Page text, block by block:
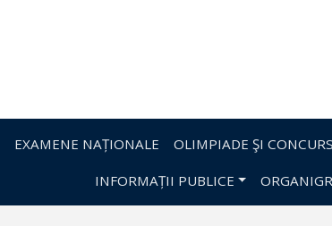
EXAMENE NAȚIONALE OLIMPIADE ŞI
INFORMAȚII PUBLICE